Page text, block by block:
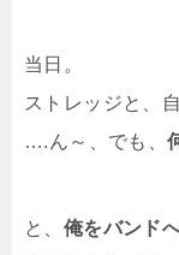
当日。
ストレッジと、
….ん～、でも、
と、 俺をバンド